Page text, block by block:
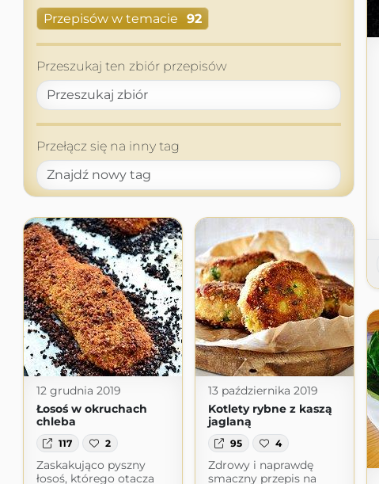
Przepisów w temacie 92
Przeszukaj ten zbiór przepisów
Przełącz się na inny tag
12 grudnia 2019
Łosoś w okruchach
chleba
117 2
Zaskakująco pyszny
łosoś, którego otacza
13 października 2019
Kotlety rybne z kaszą
jaglaną
95 4
Zdrowy i naprawdę
smaczny przepis na